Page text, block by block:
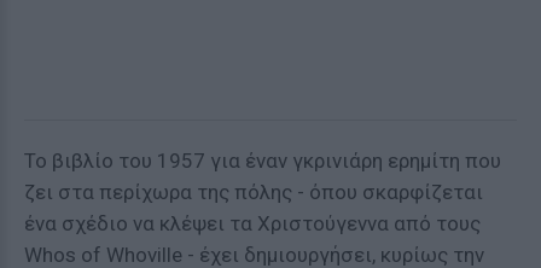
Το βιβλίο του 1957 για έναν γκρινιάρη ερημίτη που
ζει στα περίχωρα της πόλης - όπου σκαρφίζεται
ένα σχέδιο να κλέψει τα Χριστούγεννα από τους
Whos of Whoville - έχει δημιουργήσει, κυρίως την